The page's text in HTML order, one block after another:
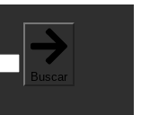
Buscar